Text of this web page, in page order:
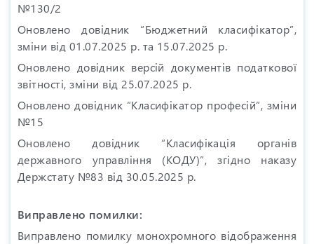
№130/2
Оновлено довідник “Бюджетний класифікатор”,
зміни від 01.07.2025 р. та 15.07.2025 р.
Оновлено довідник версій документів податкової
звітності, зміни від 25.07.2025 р.
Оновлено довідник “Класифікатор професій”, зміни
№15
Оновлено довідник “Класифікація органів
державного управління (КОДУ)”, згідно наказу
Держстату №83 від 30.05.2025 р.
Виправлено помилки:
Виправлено помилку монохромного відображення